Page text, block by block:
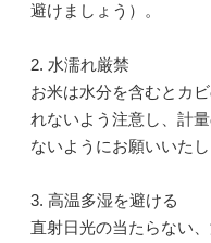
避けましょう）。
2. 水濡れ厳禁
お米は水分を含むとカ
れないよう注意し、計
ないようにお願いいたし
3. 高温多湿を避ける
直射日光の当たらない